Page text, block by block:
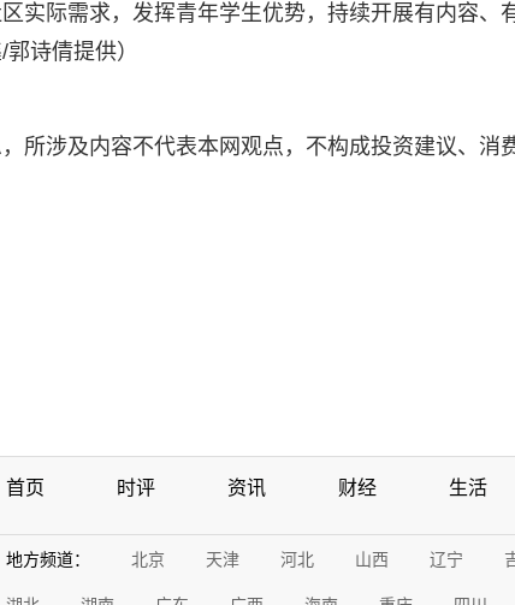
实际需求，发挥青年学生优势，持续开展有内容
诗倩提供）
所涉及内容不代表本网观点，不构成投资建议、消
首页 时评 资讯 财经 生活
地方频道： 北京 天津 河北 山西 辽宁